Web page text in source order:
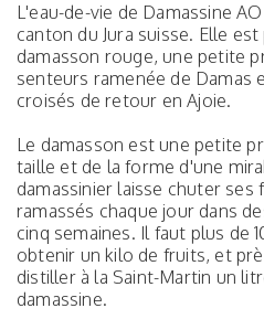
L'eau-de-vie de Damassine
canton du Jura suisse. Elle
damasson rouge, une petite
senteurs ramenée de Damas
croisés de retour en Ajoie.
Le damasson est une petite
taille et de la forme d'une
damassinier laisse chuter
ramassés chaque jour dans
cinq semaines. Il faut plus de
obtenir un kilo de fruits, et
distiller à la Saint-Martin un
damassine.